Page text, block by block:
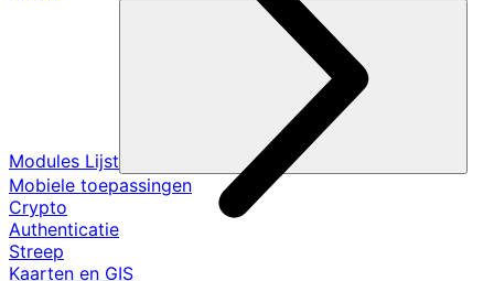
Modules Lijst
Mobiele toepassingen
Crypto
Authenticatie
Streep
Kaarten en GIS